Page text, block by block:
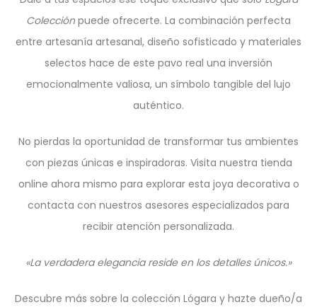
Colecciónpuede ofrecerte. La combinación perfecta
entre artesanía artesanal, diseño sofisticado y materiales
selectos hace de este pavo real una inversión
emocionalmente valiosa, un símbolo tangible del lujo
auténtico.
No pierdas la oportunidad de transformar tus ambientes
con piezas únicas e inspiradoras. Visita nuestra tienda
online ahora mismo para explorar esta joya decorativa o
contacta con nuestros asesores especializados para
recibir atención personalizada.
«La verdadera elegancia reside en los detalles únicos.»
Descubre más sobre la colección Lógara y hazte dueño/a